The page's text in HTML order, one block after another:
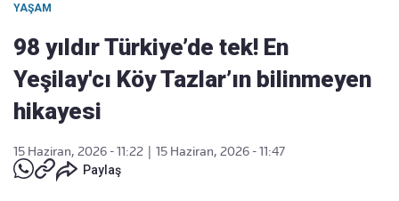
YAŞAM
98 yıldır Türkiye’de tek! En
Yeşilay'cı Köy Tazlar’ın bilinmeyen
hikayesi
15 Haziran, 2026 - 11:22
15 Haziran, 2026 - 11:47
Paylaş